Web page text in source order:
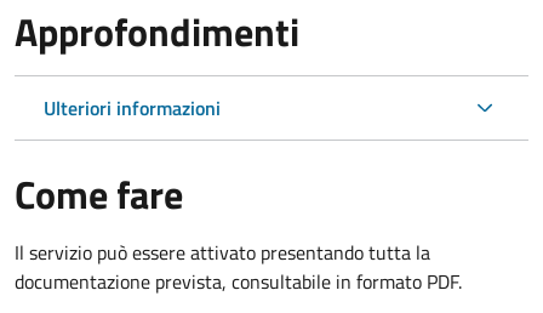
Approfondimenti
Ulteriori informazioni
Come fare
Il servizio può essere attivato presentando tutta la
documentazione prevista, consultabile in formato PDF.